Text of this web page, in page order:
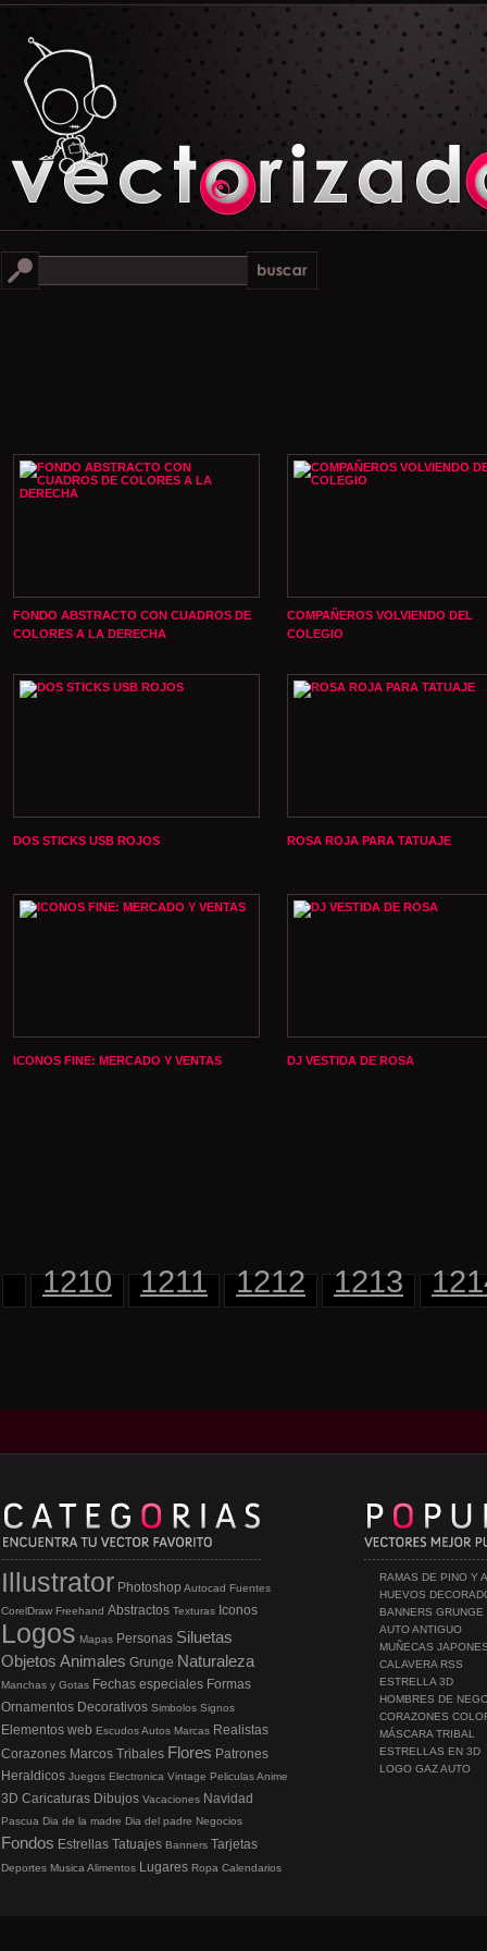
FONDO ABSTRACTO CON CUADROS DE
COLORES A LA DERECHA
COMPAÑEROS VOLVIENDO DEL
COLEGIO
DOS STICKS USB ROJOS ROSA ROJA PARA TATUAJE
ICONOS FINE: MERCADO Y VENTAS DJ VESTIDA DE ROSA
1210 1211 1212 1213
RAMAS DE PINO Y
HUEVOS
BANNERS GRUNGE
AUTO ANTIGUO
MUÑECAS
CALAVERA RSS
ESTRELLA 3D
HOMBRES DE
CORAZONES
MÁSCARA TRIBAL
ESTRELLAS EN 3D
LOGO GAZ AUTO
Illustrator Photoshop Autocad Fuentes
CorelDraw Freehand Abstractos Texturas Iconos
Logos Mapas Personas Siluetas
Objetos Animales Grunge Naturaleza
Manchas y Gotas Fechas especiales Formas
Ornamentos Decorativos Simbolos Signos
Elementos web EscudosAutos Marcas Realistas
Corazones Marcos Tribales Flores Patrones
Heraldicos Juegos Electronica Vintage PeliculasAnime
3D Caricaturas Dibujos Vacaciones Navidad
Pascua Dia de la madre Dia del padre Negocios
Fondos Estrellas Tatuajes Banners Tarjetas
Deportes Musica Alimentos Lugares Ropa Calendarios